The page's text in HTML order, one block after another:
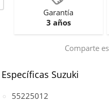
Garantía
3 años
Comparte
Específicas Suzuki
55225012